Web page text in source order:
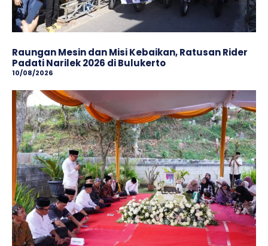
Raungan Mesin dan Misi Kebaikan, Ratusan Rider
Padati Narilek 2026 di Bulukerto
10/08/2026